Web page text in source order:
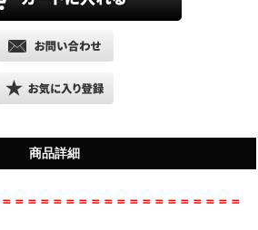
商品詳細
＝＝＝＝＝＝＝＝＝＝＝＝＝＝＝＝＝＝